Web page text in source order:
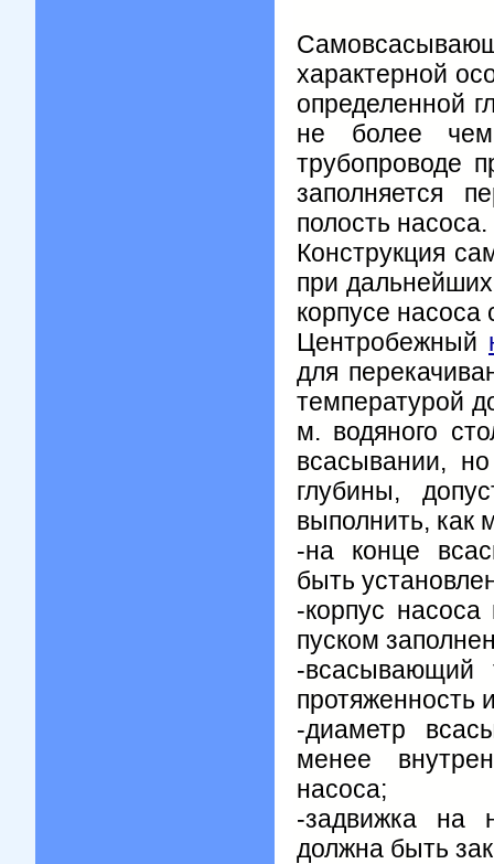
характерной
определенной
не более
трубопроводе
заполняется
полость насоса.
Конструкция
при
корпусе насоса
Центробежный
для
температурой
м. водяного
всасывании,
глубины,
выполнить, как
-на конце
быть
-корпус
пуском
-всасывающий
протяженность
-диаметр
менее
насоса;
-задвижка на
должна быть